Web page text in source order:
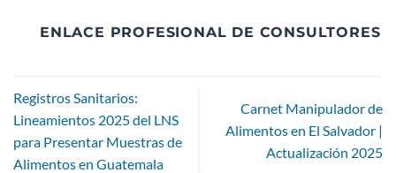
ENLACE PROFESIONAL DE CONSULTORES
Registros Sanitarios:
Lineamientos 2025 del LNS
para Presentar Muestras de
Alimentos en Guatemala
Carnet Manipulador de
Alimentos en El Salvador |
Actualización 2025